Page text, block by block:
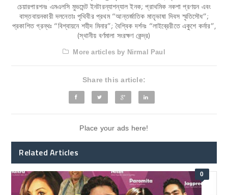
চেয়ারপারশনঃ এমএলসি মুভমেন্ট ইনটারন্যাশন্যাল ইনক; প্রাথমিক নকশা প্রণয়ন এবং
বাস্তবায়নকারী দলনেতাঃ পৃথিবীর প্রথম “আন্তর্জাতিক মাতৃভাষা দিবস স্মৃতিসৌধ”;
প্রকাশিত গ্রন্থঃ “বিশ্বায়নে শহীদ মিনার”; বৈশ্বিক দর্শনঃ “লাইব্রেরীতে একুশে কর্নার”,
(স্থানীয় বর্ণমালা সংরক্ষণ কেন্দ্র)
More articles by Nirmal Paul
Share this article:
Place your ads here!
Related Articles
0